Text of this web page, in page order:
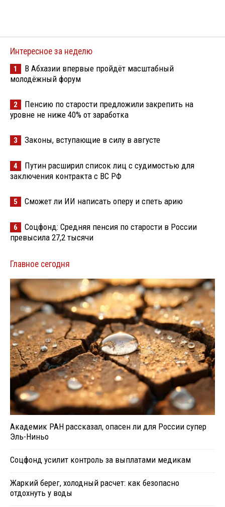
Интересное за неделю
1
В Абхазии впервые пройдёт масштабный
молодёжный форум
2
Пенсию по старости предложили закрепить на
уровне не ниже 40% от заработка
3 Законы, вступающие в силу в августе
4
Путин расширил список лиц с судимостью для
заключения контракта с ВС РФ
5 Сможет ли ИИ написать оперу и спеть арию
6
Соцфонд: Средняя пенсия по старости в России
превысила 27,2 тысячи
Главное сегодня
Академик РАН рассказал, опасен ли для России супер
Эль-Ниньо
Соцфонд усилит контроль за выплатами медикам
Жаркий берег, холодный расчет: как безопасно
отдохнуть у воды